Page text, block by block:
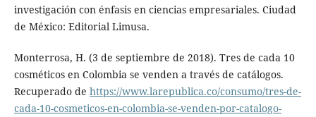
investigación con énfasis en ciencias empresariales. Ciudad
de México: Editorial Limusa.
Monterrosa, H. (3 de septiembre de 2018). Tres de cada 10
cosméticos en Colombia se venden a través de catálogos.
Recuperado de https://www.larepublica.co/consumo/tres-de-
cada-10-cosmeticos-en-colombia-se-venden-por-catalogo-